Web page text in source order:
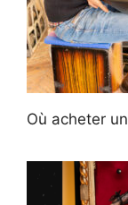
Où acheter